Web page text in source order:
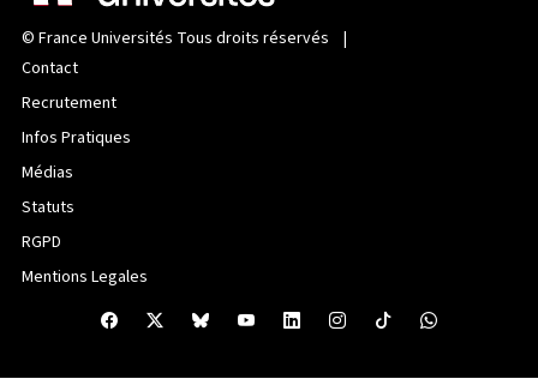
© France Universités Tous droits réservés |
Contact
Recrutement
Infos Pratiques
Médias
Statuts
RGPD
Mentions Legales